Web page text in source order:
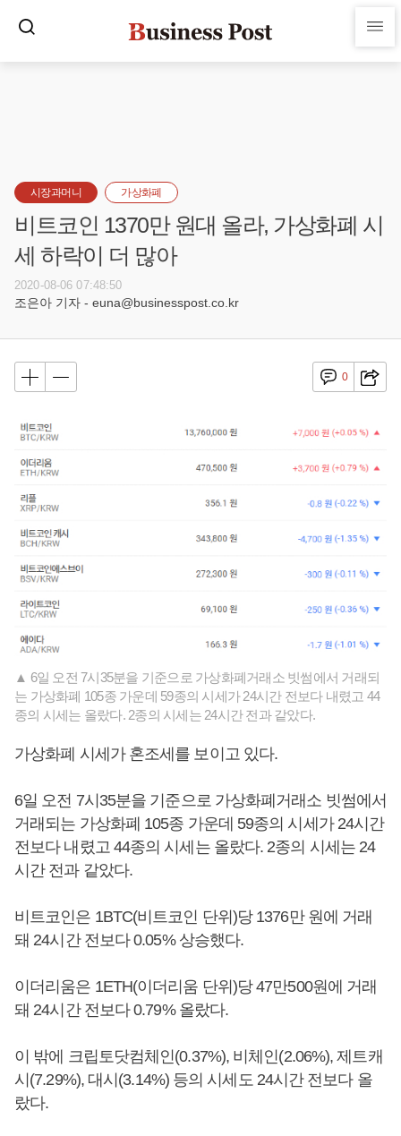
시장과머니 가상화폐
비트코인 1370만 원대 올라, 가상화폐 시
세 하락이 더 많아
2020-08-06 07:48:50
조은아 기자 - euna@businesspost.co.kr
0
▲ 6일 오전 7시35분을 기준으로 가상화폐거래소 빗썸에서 거래되
는 가상화폐 105종 가운데 59종의 시세가 24시간 전보다 내렸고 44
종의 시세는 올랐다. 2종의 시세는 24시간 전과 같았다.
가상화폐 시세가 혼조세를 보이고 있다.
6일 오전 7시35분을 기준으로 가상화폐거래소 빗썸에서
거래되는 가상화폐 105종 가운데 59종의 시세가 24시간
전보다 내렸고 44종의 시세는 올랐다. 2종의 시세는 24
시간 전과 같았다.
비트코인은 1BTC(비트코인 단위)당 1376만 원에 거래
돼 24시간 전보다 0.05% 상승했다.
이더리움은 1ETH(이더리움 단위)당 47만500원에 거래
돼 24시간 전보다 0.79% 올랐다.
이 밖에 크립토닷컴체인(0.37%), 비체인(2.06%), 제트캐
시(7.29%), 대시(3.14%) 등의 시세도 24시간 전보다 올
랐다.